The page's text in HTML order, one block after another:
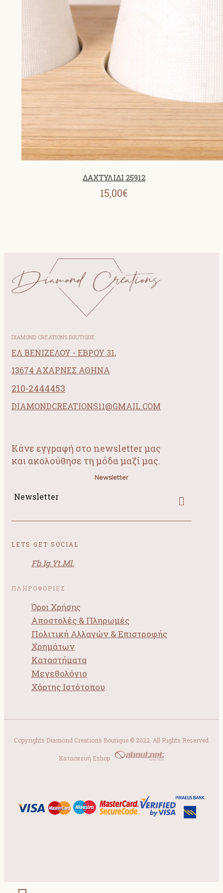
ΔΑΧΤΥΛΙΔΙ 25912
15,00€
DIAMOND CREATIONS BOUTIQUE
ΕΛ ΒΕΝΙΖΕΛΟΥ - ΕΒΡΟΥ 31,
13674 ΑΧΑΡΝΕΣ ΑΘΗΝΑ
210-2444453
DIAMONDCREATIONS11@GMAIL.COM
Κάνε εγγραφή στο newsletter μας
και ακολούθησε τη μόδα μαζί μας.
Newsletter
Newsletter
LETS GET SOCIAL
Fb.Ig.Yt.Ml.
ΠΛΗΡΟΦΟΡΙΕΣ
Όροι Χρήσης
Αποστολές & Πληρωμές
Πολιτική Αλλαγών & Επιστροφής
Χρημάτων
Καταστήματα
Μεγεθολόγιο
Χάρτης Ιστότοπου
Copyrights Diamond Creations Boutique © 2022. All Rights Reserved
Κατασκευή Eshop